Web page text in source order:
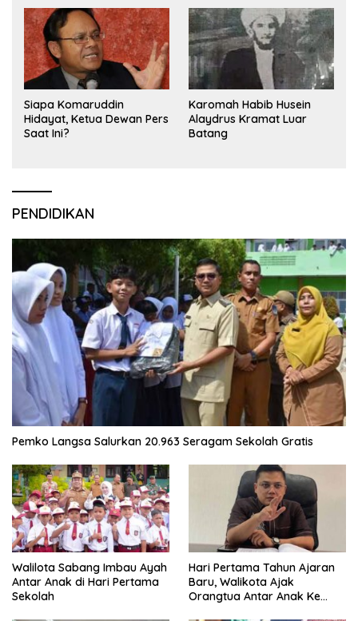
Siapa Komaruddin
Hidayat, Ketua Dewan Pers
Saat Ini?
Karomah Habib Husein
Alaydrus Kramat Luar
Batang
PENDIDIKAN
Pemko Langsa Salurkan 20.963 Seragam Sekolah Gratis
Walilota Sabang Imbau Ayah
Antar Anak di Hari Pertama
Sekolah
Hari Pertama Tahun Ajaran
Baru, Walikota Ajak
Orangtua Antar Anak Ke